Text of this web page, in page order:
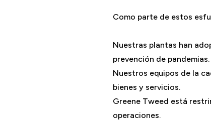
Como parte de estos
Nuestras plantas han
prevención de pandemias.
Nuestros equipos de la
bienes y servicios.
Greene Tweed está
operaciones.